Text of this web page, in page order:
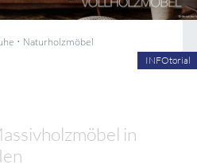
• Naturholzmöbel
INFOtorial
in